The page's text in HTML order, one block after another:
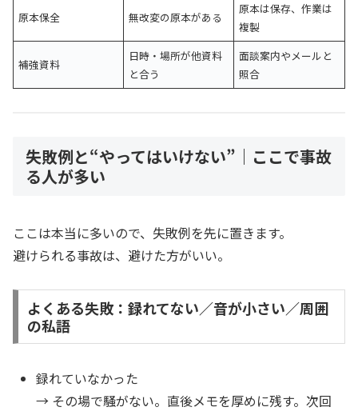
原本保全 無改変の原本がある
原本は保存、作業は
複製
補強資料
日時・場所が他資料
と合う
面談案内やメールと
照合
失敗例と“やってはいけない”｜ここで事故
る人が多い
ここは本当に多いので、失敗例を先に置きます。
避けられる事故は、避けた方がいい。
よくある失敗：録れてない／音が小さい／周囲
の私語
録れていなかった
→ その場で騒がない。直後メモを厚めに残す。次回